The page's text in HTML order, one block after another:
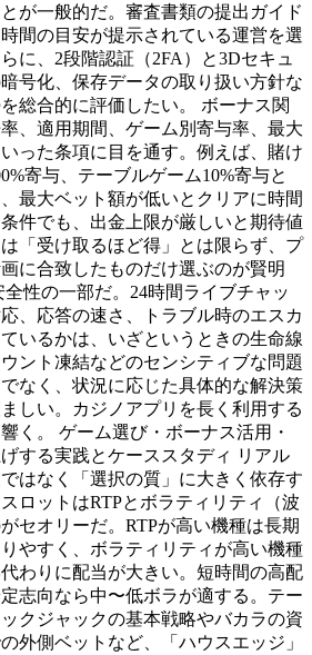
が一般的だ。審査書類の提出ガイド
間の目安が提示されている運営を選
に、2段階認証（2FA）と3Dセキュ
号化、保存データの取り扱い方針な
総合的に評価したい。 ボーナス関
、適用期間、ゲーム別寄与率、最大
った条項に目を通す。例えば、賭け
寄与、テーブルゲーム10%寄与と
最大ベット額が低いとクリアに時間
件でも、出金上限が厳しいと期待値
「受け取るほど得」とは限らず、プ
に合致したものだけ選ぶのが賢明
性の一部だ。24時間ライブチャッ
、応答の速さ、トラブル時のエスカ
いるかは、いざというときの生命線
ント凍結などのセンシティブな問題
なく、状況に応じた具体的な解決策
しい。カジノアプリを長く利用する
く。 ゲーム選び・ボーナス活用・
する実践とケーススタディ リアル
はなく「選択の質」に大きく依存す
ロットはRTPとボラティリティ（波
セオリーだ。RTPが高い機種は長期
やすく、ボラティリティが高い機種
わりに配当が大きい。短時間の高配
志向なら中〜低ボラが適する。テー
クジャックの基本戦略やバカラの資
外側ベットなど、「ハウスエッジ」